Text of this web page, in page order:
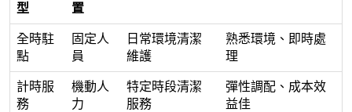
型
置
全時駐
點
固定人
員
日常環境清潔
維護
熟悉環境、即時處
理
計時服
務
機動人
力
特定時段清潔
服務
彈性調配、成本效
益佳